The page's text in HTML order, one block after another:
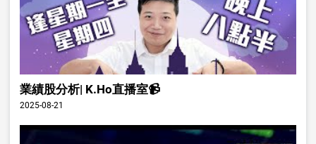
業績股分析| K.Ho直播室📹
2025-08-21